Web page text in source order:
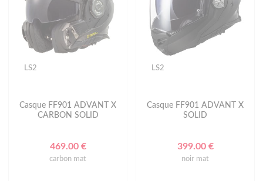
LS2
Casque FF901 ADVANT X
CARBON SOLID
469.00 €
carbon mat
LS2
Casque FF901 ADVANT X
SOLID
399.00 €
noir mat